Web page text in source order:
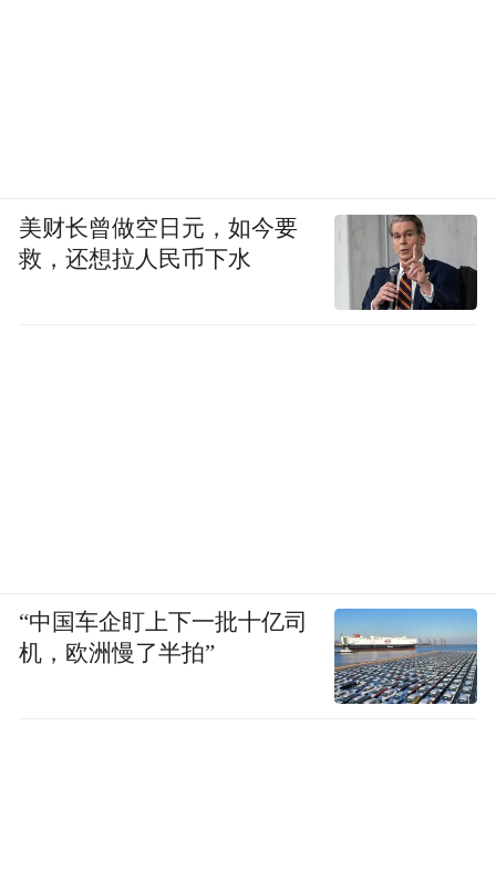
美财长曾做空日元，如今要
救，还想拉人民币下水
“中国车企盯上下一批十亿司
机，欧洲慢了半拍”